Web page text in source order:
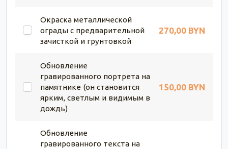
Окраска металлической
ограды с предварительной
зачисткой и грунтовкой
270,00 BYN
Обновление
гравированного портрета на
памятнике (он становится
ярким, светлым и видимым в
дождь)
150,00 BYN
Обновление
гравированного текста на